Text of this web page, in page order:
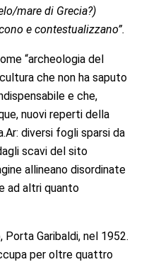
mare di Grecia?)
e contestualizzano”.
“archeologia del
che non ha saputo
e che,
nuovi reperti della
diversi fogli sparsi da
scavi del sito
allineano disordinate
ad altri quanto
Porta Garibaldi, nel 1952.
per oltre quattro